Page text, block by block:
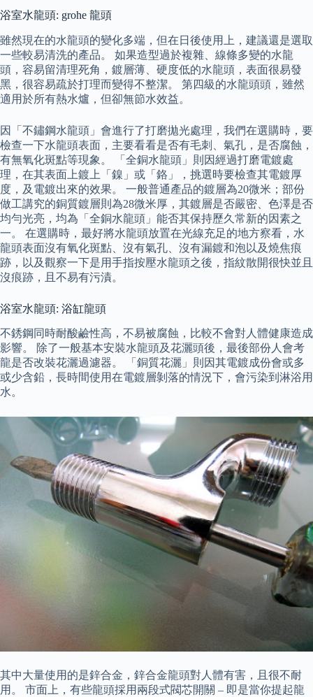
浴室水龍頭: grohe 龍頭
雖然現在的水龍頭的變化多端，但在日後使用上，建議還是選取
一些較易清洗的產品。 如果造型過於複雜、線條多變的水龍
頭，容易留清理死角，鍍層薄、硬度低的水龍頭，表面很易發
黑，很容易疏於打理而變得不整潔。 第四級的水龍頭頭，雖然
適用於所有熱水爐，但卻無節水效益。
因「不鏽鋼水龍頭」會進行了打磨拋光處理，我們在選購時，要
檢查一下水龍頭表面，主要看看是否有毛刺、氣孔，是否腐蝕，
有無氧化斑點等現象。 「全銅水龍頭」則因經過打磨電鍍處
理，在其表面上鍍上「鎳」或「鉻」，挑選時要檢查其電鍍厚
度，及電鍍出來的效果。 一般普通產品的鍍層為20微米；部份
做工講究的銅質鍍層則為28微米厚，其鍍層是否嚴密、色澤是否
均勻光亮，均為「全銅水龍頭」能否其保持歷久常新的因素之
一。 在選購時，最好將水龍頭放置在光線充足的地方察看，水
龍頭表面沒有氧化斑點、沒有氣孔、沒有漏鍍和泡以及燒焦痕
跡，以及觀察一下是用手指按壓水龍頭之後，指紋散開很快並且
沒痕跡，且不易有污漬。
浴室水龍頭: 浴缸龍頭
不銹鋼同時耐酸鹼性高，不易被腐蝕，比較不會對人體健康造成
影響。 除了一般基本安裝水龍頭及花灑頭後，最後部份人會考
龍是否改裝花灑過濾器。 「銅質花灑」則因其電鍍成份會或多
或少含鉛，長時間使用在電鍍層剝落的情況下，會污染到淋浴用
水。
其中大量使用的是鋅合金，鋅合金龍頭對人體有害，且很不耐
用。 市面上，有些龍頭採用兩段式閥芯開關 – 即是當你提起龍